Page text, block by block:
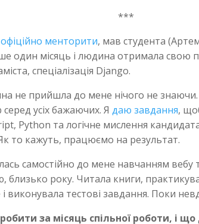
***
офіційно менторити, мав студента
один місяць і людина отримала свою
спеціалізація Django.
не прийшла до мене нічого не
серед усіх бажаючих. Ядаю завдання,
Python та логічне мислення
то кажуть, працюємо на результат.
самостійно до мене навчанням вебу
близько року. Читала книги,
виконувала тестові завдання. Поки
за місяць спільної роботи, і